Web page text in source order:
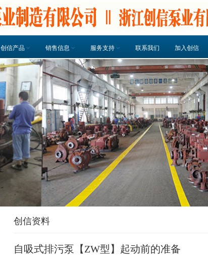
创信产品 销售信息 服务支持 联系我们 加入创信
创信资料
自吸式排污泵【ZW型】起动前的准备